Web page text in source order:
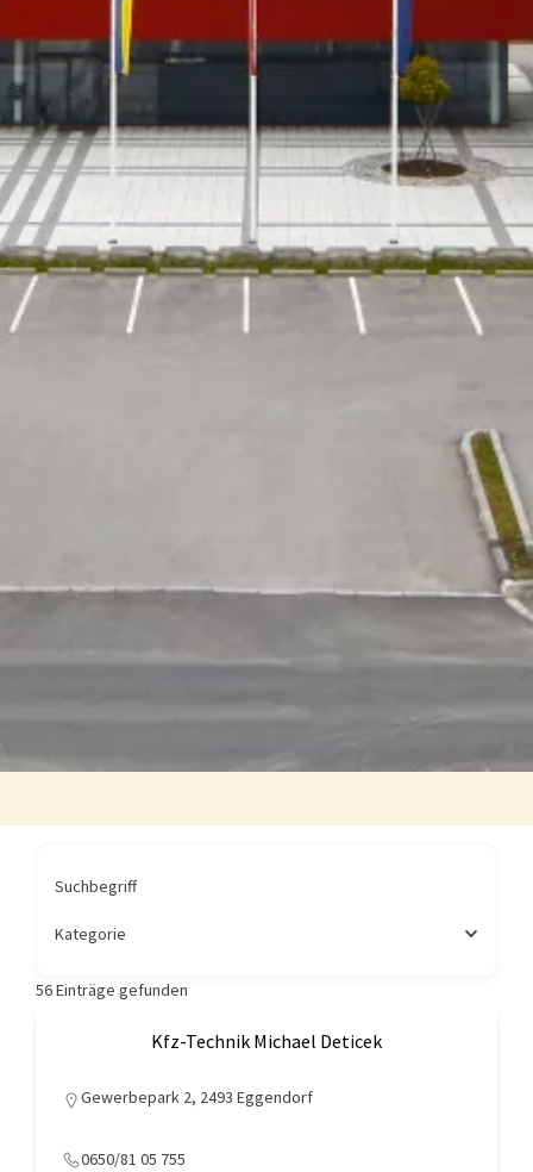
Suchbegriff
Kategorie
56Einträge gefunden
Kfz-Technik Michael Deticek
Gewerbepark 2, 2493 Eggendorf
0650/81 05 755